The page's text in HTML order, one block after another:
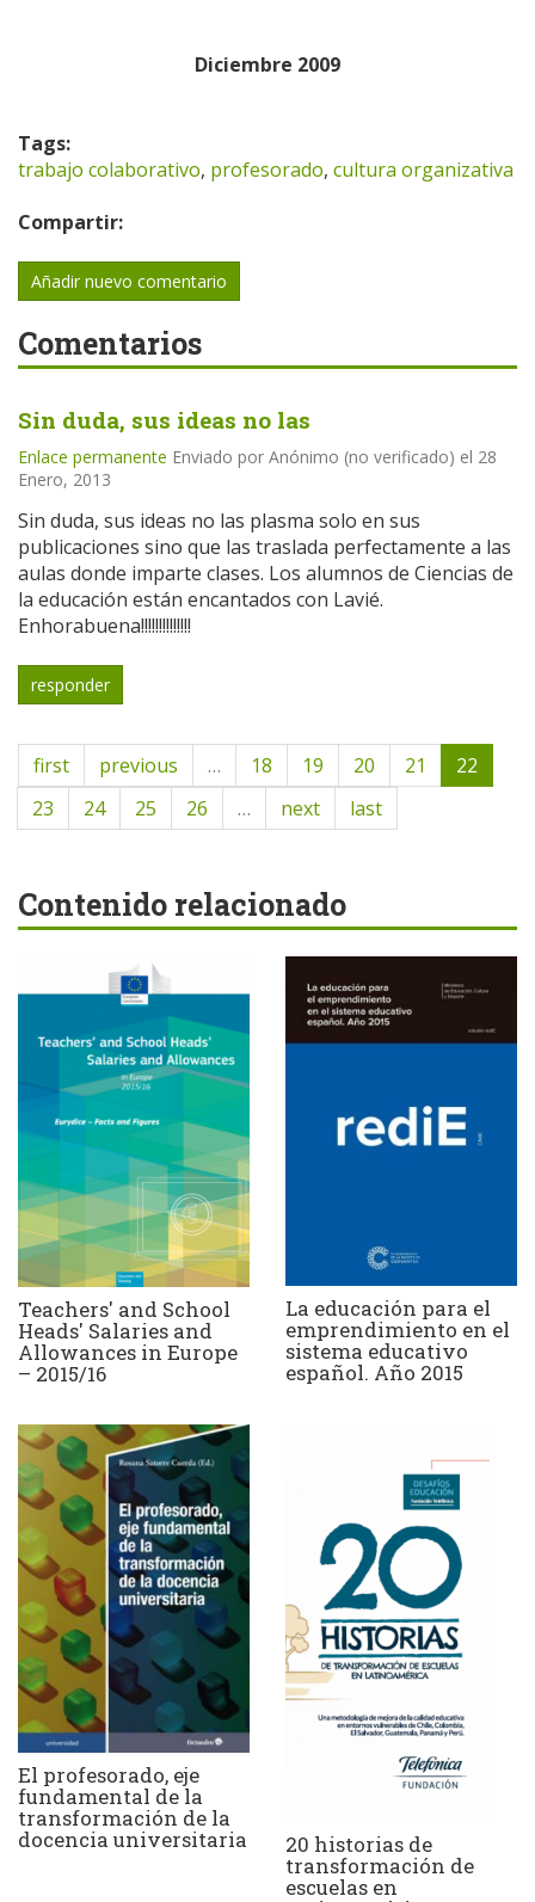
Diciembre 2009
Tags:
trabajo colaborativo, profesorado, cultura organizativa
Compartir:
Añadir nuevo comentario
Comentarios
Sin duda, sus ideas no las
Enlace permanente Enviado por Anónimo (no verificado) el 28
Enero, 2013
Sin duda, sus ideas no las plasma solo en sus
publicaciones sino que las traslada perfectamente a las
aulas donde imparte clases. Los alumnos de Ciencias de
la educación están encantados con Lavié.
Enhorabuena!!!!!!!!!!!!!!
responder
first previous … 18 19 20 21
22
23
24 25 26 … next last
Contenido relacionado
Teachers' and School
Heads' Salaries and
Allowances in Europe
– 2015/16
La educación para el
emprendimiento en el
sistema educativo
español. Año 2015
El profesorado, eje
fundamental de la
transformación de la
docencia universitaria 20 historias de
transformación de
escuelas en